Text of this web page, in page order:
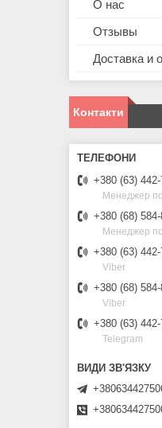
О нас
Отзывы
Доставка и
Контакти
+380 (63)
Менеджер
+380 (68)
Менеджер
+380 (63)
Viber
+380 (68)
Viber
+380 (63)
Telegram